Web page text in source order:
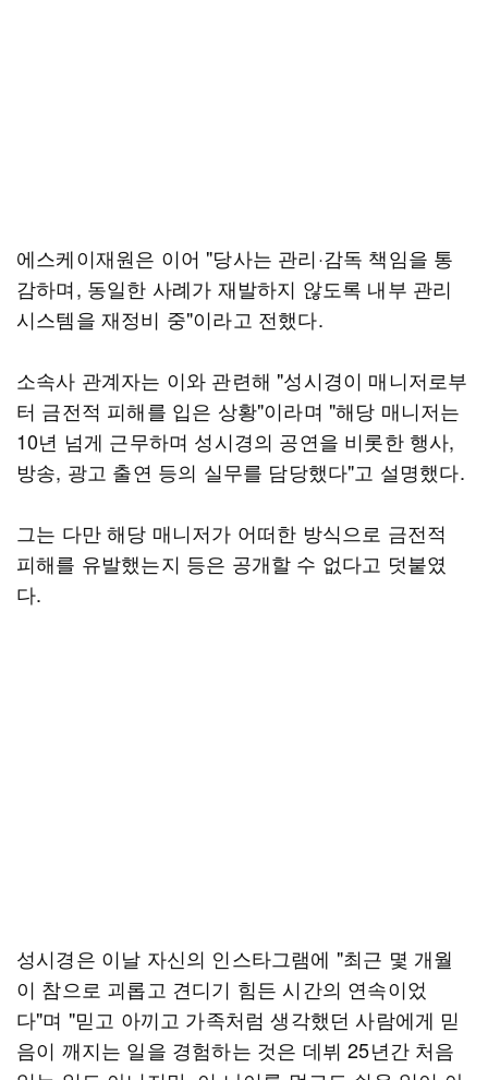
에스케이재원은 이어 "당사는 관리·감독 책임을 통
감하며, 동일한 사례가 재발하지 않도록 내부 관리
시스템을 재정비 중"이라고 전했다.
소속사 관계자는 이와 관련해 "성시경이 매니저로부
터 금전적 피해를 입은 상황"이라며 "해당 매니저는
10년 넘게 근무하며 성시경의 공연을 비롯한 행사,
방송, 광고 출연 등의 실무를 담당했다"고 설명했다.
그는 다만 해당 매니저가 어떠한 방식으로 금전적
피해를 유발했는지 등은 공개할 수 없다고 덧붙였
다.
성시경은 이날 자신의 인스타그램에 "최근 몇 개월
이 참으로 괴롭고 견디기 힘든 시간의 연속이었
다"며 "믿고 아끼고 가족처럼 생각했던 사람에게 믿
음이 깨지는 일을 경험하는 것은 데뷔 25년간 처음